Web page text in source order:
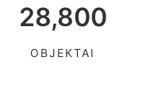
28,800
OBJEKTAI